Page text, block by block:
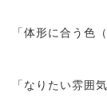
「体形に合う色
「なりたい雰囲